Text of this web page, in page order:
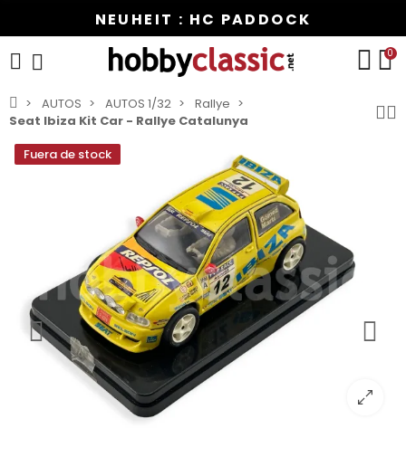
NEUHEIT : HC PADDOCK
0
AUTOS AUTOS 1/32
Rallye
Seat Ibiza Kit Car - Rallye Catalunya
Fuera de stock